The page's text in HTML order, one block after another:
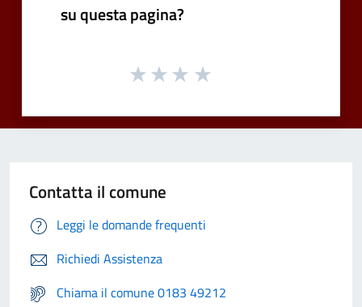
su questa pagina?
Contatta il comune
Leggi le domande frequenti
Richiedi Assistenza
Chiama il comune 0183 49212